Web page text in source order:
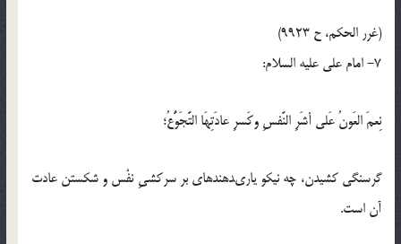
(غرر الحكم، ح 9923)
7- امام على عليه السلام:
نِعمَ العَونُ عَلى أشَرِ النَّفسِ وكَسرِ عادَتِهَا التَّجَوُّعُ؛
گرسنگى كشيدن، چه نيكو يارى‏دهنده‏اى بر سركشىِ نفْس و شكستن عادت
آن است.